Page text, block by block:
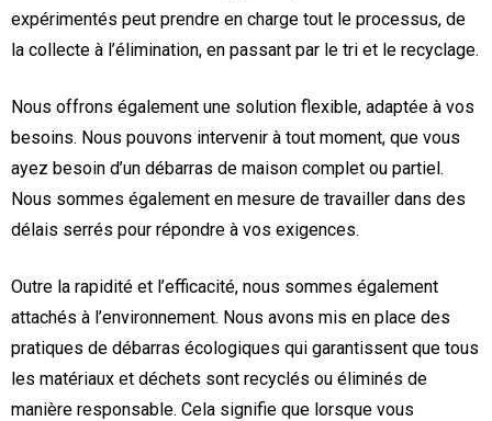
expérimentés peut prendre en charge tout le processus, de
la collecte à l’élimination, en passant par le tri et le recyclage.
Nous offrons également une solution flexible, adaptée à vos
besoins. Nous pouvons intervenir à tout moment, que vous
ayez besoin d’un débarras de maison complet ou partiel.
Nous sommes également en mesure de travailler dans des
délais serrés pour répondre à vos exigences.
Outre la rapidité et l’efficacité, nous sommes également
attachés à l’environnement. Nous avons mis en place des
pratiques de débarras écologiques qui garantissent que tous
les matériaux et déchets sont recyclés ou éliminés de
manière responsable. Cela signifie que lorsque vous